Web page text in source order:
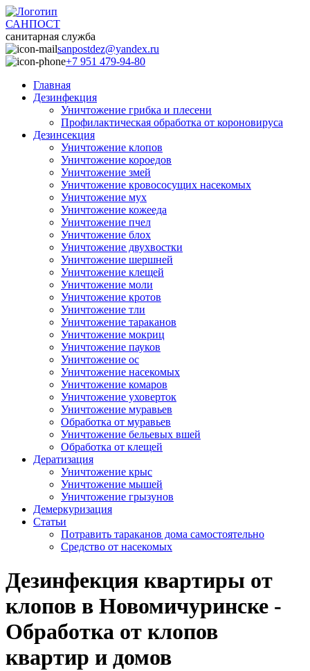
САНПОСТ
санитарная служба
sanpostdez@yandex.ru
+7 951 479-94-80
Главная
Дезинфекция
Уничтожение грибка и плесени
Профилактическая обработка от короновируса
Дезинсекция
Уничтожение клопов
Уничтожение короедов
Уничтожение змей
Уничтожение кровососущих насекомых
Уничтожение мух
Уничтожение кожееда
Уничтожение пчел
Уничтожение блох
Уничтожение двухвостки
Уничтожение шершней
Уничтожение клещей
Уничтожение моли
Уничтожение кротов
Уничтожение тли
Уничтожение тараканов
Уничтожение мокриц
Уничтожение пауков
Уничтожение ос
Уничтожение насекомых
Уничтожение комаров
Уничтожение уховерток
Уничтожение муравьев
Обработка от муравьев
Уничтожение бельевых вшей
Обработка от клещей
Дератизация
Уничтожение крыс
Уничтожение мышей
Уничтожение грызунов
Демеркуризация
Статьи
Потравить тараканов дома самостоятельно
Средство от насекомых
Дезинфекция квартиры от
клопов в Новомичуринске -
Обработка от клопов
квартир и домов